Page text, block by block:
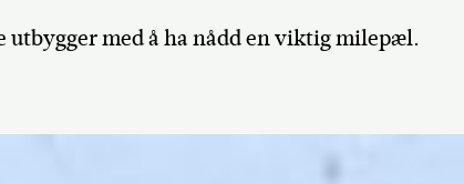
med å ha nådd en viktig milepæl.